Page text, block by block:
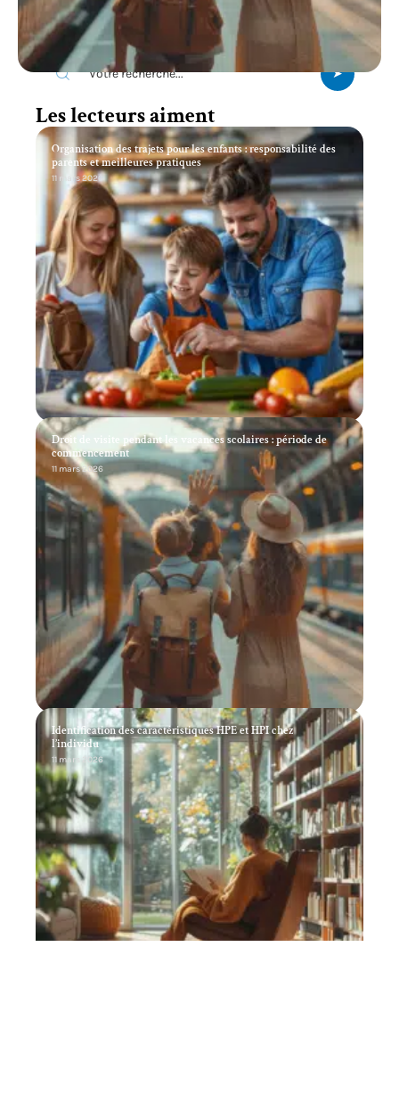
Recherche
Les lecteurs aiment
Organisation des trajets pour les enfants : responsabilité des
parents et meilleures pratiques
11 mars 2026
Droit de visite pendant les vacances scolaires : période de
commencement
11 mars 2026
Identification des caractéristiques HPE et HPI chez
l’individu
11 mars 2026